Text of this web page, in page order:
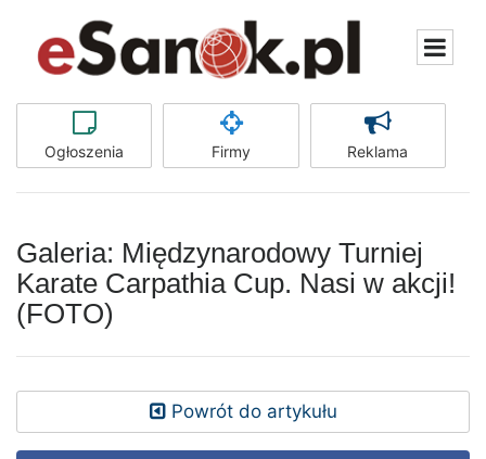
Ogłoszenia Firmy Reklama
Galeria: Międzynarodowy Turniej
Karate Carpathia Cup. Nasi w akcji!
(FOTO)
Powrót do artykułu